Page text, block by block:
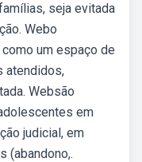
seja evitada
Webo
um espaço de
atendidos,
Websão
em
judicial, em
(abandono,.